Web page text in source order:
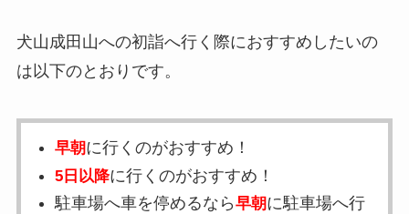
犬山成田山への初詣へ行く際におすすめしたいの
は以下のとおりです。
早朝に行くのがおすすめ！
5日以降に行くのがおすすめ！
駐車場へ車を停めるなら早朝に駐車場へ行